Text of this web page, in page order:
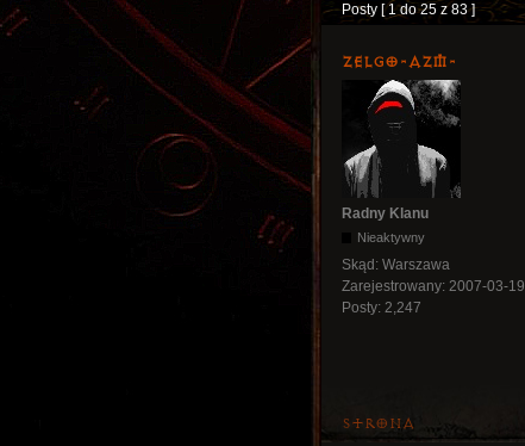
Posty [ 1 do 25 z 83 ]
ZelgO-AZM-
Radny Klanu
Nieaktywny
Skąd: Warszawa
Zarejestrowany: 2007-03-19
Posty: 2,247
Strona